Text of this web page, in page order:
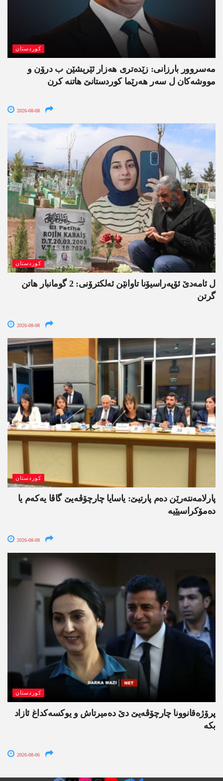
کوردستان
مەسروور بارزانی: زێدەتری ھەزار ئێریشێن ب درۆن و
مووشەکان ل سەر ھەرێما کوردستانێ ھاتنە کرن
2026-08-08
کوردستان
ل ئامەدێ ئۆپەراسیۆنا تاوانێن ئەلکترۆنی: 2 گومانبار ھاتن
گرتن
2026-08-08
کوردستان
پارلامەنتەرێن دەم پارتیێ: یاسایا چارچۆڤەیێ گاڤا یەکەم یا
دەمۆکراسیێیە
2026-08-08
کوردستان
پرۆژەقانوونا چارچۆڤەیێ دێ دەمیرتاش و یوکسەکداغ ئازاد
بکە
2026-08-06